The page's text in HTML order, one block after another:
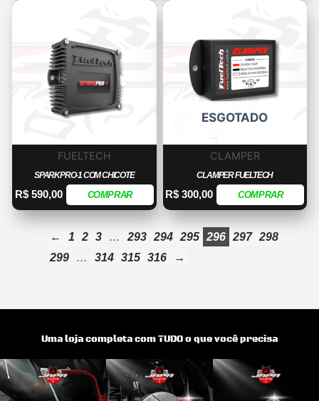
FUELTECH
SPARKPRO-1 COM CHICOTE
R$590,00 COMPRAR
ESGOTADO
CLAMPER
CLAMPER FUELTECH
R$ 300,00 COMPRAR
← 1 2 3 … 293 294 295 296 297 298
299
… 314 315 316 →
Uma loja completa com TUDO o que você precisa